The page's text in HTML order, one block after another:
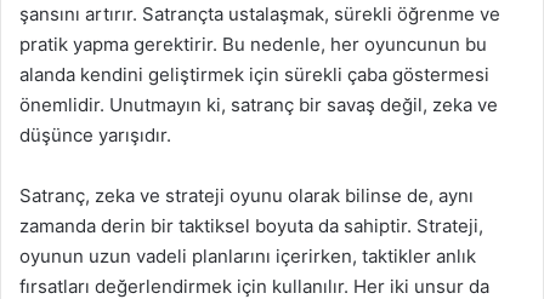
şansını artırır. Satrançta ustalaşmak, sürekli öğrenme ve
pratik yapma gerektirir. Bu nedenle, her oyuncunun bu
alanda kendini geliştirmek için sürekli çaba göstermesi
önemlidir. Unutmayın ki, satranç bir savaş değil, zeka ve
düşünce yarışıdır.
Satranç, zeka ve strateji oyunu olarak bilinse de, aynı
zamanda derin bir taktiksel boyuta da sahiptir. Strateji,
oyunun uzun vadeli planlarını içerirken, taktikler anlık
fırsatları değerlendirmek için kullanılır. Her iki unsur da